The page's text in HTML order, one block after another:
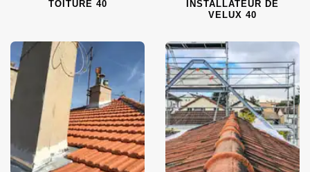
TOITURE 40
INSTALLATEUR DE
VELUX 40